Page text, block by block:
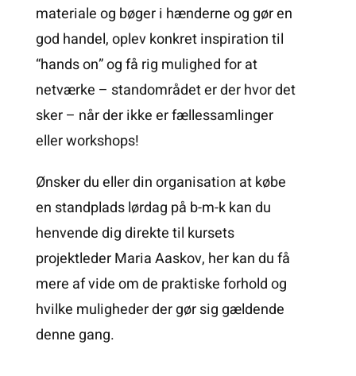
materiale og bøger i hænderne og gør en
god handel, oplev konkret inspiration til
“hands on” og få rig mulighed for at
netværke – standområdet er der hvor det
sker – når der ikke er fællessamlinger
eller workshops!
Ønsker du eller din organisation at købe
en standplads lørdag på b-m-k kan du
henvende dig direkte til kursets
projektleder Maria Aaskov, her kan du få
mere af vide om de praktiske forhold og
hvilke muligheder der gør sig gældende
denne gang.